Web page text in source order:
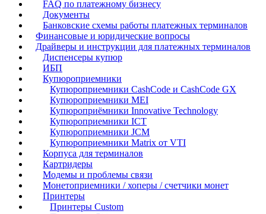
FAQ по платежному бизнесу
Документы
Банковские схемы работы платежных терминалов
Финансовые и юридические вопросы
Драйверы и инструкции для платежных терминалов
Диспенсеры купюр
ИБП
Купюроприемники
Купюроприемники CashCode и CashCode GX
Купюроприемники MEI
Купюроприёмники Innovative Technology
Купюроприемники ICT
Купюроприемники JCM
Купюроприемники Matrix от VTI
Корпуса для терминалов
Картридеры
Модемы и проблемы связи
Монетоприемники / хоперы / счетчики монет
Принтеры
Принтеры Custom